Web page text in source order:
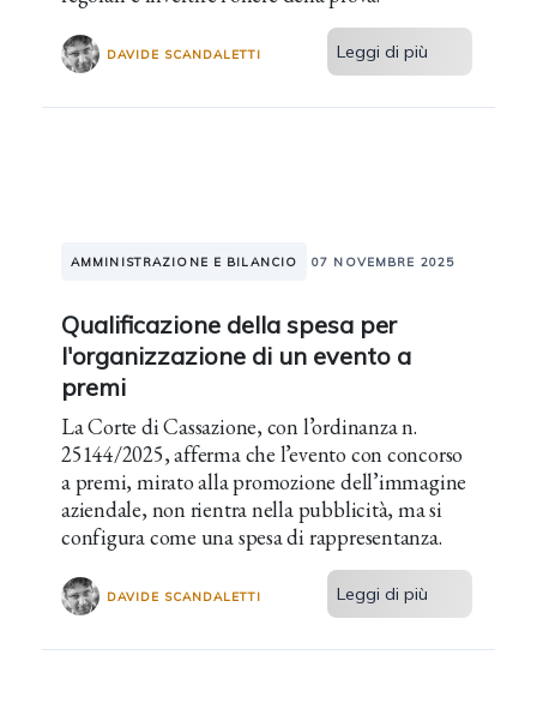
DAVIDE SCANDALETTI Leggi di più
AMMINISTRAZIONE E BILANCIO 07 NOVEMBRE 2025
Qualificazione della spesa per
l'organizzazione di un evento a
premi
La Corte di Cassazione, con l’ordinanza n.
25144/2025, afferma che l’evento con concorso
a premi, mirato alla promozione dell’immagine
aziendale, non rientra nella pubblicità, ma si
configura come una spesa di rappresentanza.
DAVIDE SCANDALETTI Leggi di più